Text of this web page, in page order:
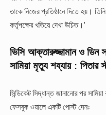
তাকে নিজের প্রতিষ্ঠানে দিতে হয়।
কর্তৃপক্ষের খতিয়ে দেখা উচিত।’
ভিসি আক্তারুজ্জামান ও ডিন
সামিয়া মৃত্যু শয্যায় : পিতার
সিন্ডিকেট সিদ্ধান্ত জানানোর পর
ফেসবুক ওয়ালে একটি পোস্ট দেনঃ